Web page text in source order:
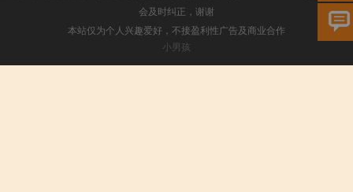
会及时纠正，谢谢
本站仅为个人兴趣爱好，不接盈利性广告及商业合作
小男孩